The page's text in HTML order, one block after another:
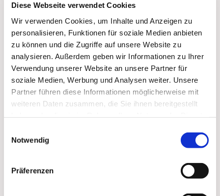
Diese Webseite verwendet Cookies
Wir verwenden Cookies, um Inhalte und Anzeigen zu
personalisieren, Funktionen für soziale Medien anbieten
zu können und die Zugriffe auf unsere Website zu
analysieren. Außerdem geben wir Informationen zu Ihrer
Verwendung unserer Website an unsere Partner für
soziale Medien, Werbung und Analysen weiter. Unsere
Partner führen diese Informationen möglicherweise mit
weiteren Daten zusammen, die Sie ihnen bereitgestellt
Notwendig
Präferenzen
Dies könnte Sie auch
interessieren